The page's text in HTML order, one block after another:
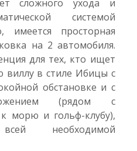
сложного ухода и
системой
имеется просторная
на 2 автомобиля.
для тех, кто ищет
в стиле Ибицы с
обстановке и с
(рядом с
морю и гольф-клубу),
необходимой